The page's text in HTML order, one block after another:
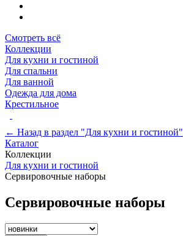
Смотреть всё
Коллекции
Для кухни и гостиной
Для спальни
Для ванной
Одежда для дома
Крестильное
← Назад в раздел "Для кухни и гостиной"
Каталог
Коллекции
Для кухни и гостиной
Сервировочные наборы
Сервировочные наборы